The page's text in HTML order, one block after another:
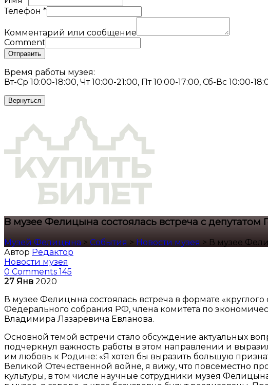
Телефон *
Комментарий или сообщение
Comment
Отправить
Время работы музея:
Вт-Ср 10:00-18:00, Чт 10:00-21:00, Пт 10:00-17:00, Сб-Вс 10:00-
Вернуться
В музее Фелицына состоялась встреча с
Музей Фелицына > События > Новости музея > В музее
Автор Редактор
Новости музея
0 Comments 145
27 Янв 2020
В музее Фелицына состоялась встреча в формате
Федерального собрания РФ, члена комитета по
Владимира Лазаревича Евланова.
Основной темой встречи стало обсуждение актуальных
подчеркнул важность работы в этом направлении и
им любовь к Родине: «Я хотел бы выразить большую
Великой Отечественной войне, я вижу, что повсеместно
культуры, в том числе научные сотрудники музея